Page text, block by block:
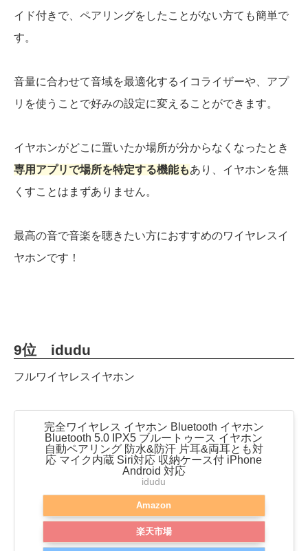
イド付きで、ペアリングをしたことがない方ても簡単で
す。
音量に合わせて音域を最適化するイコライザーや、アプ
リを使うことで好みの設定に変えることができます。
イヤホンがどこに置いたか場所が分からなくなったとき
専用アプリで場所を特定する機能もあり、イヤホンを無
くすことはまずありません。
最高の音で音楽を聴きたい方におすすめのワイヤレスイ
ヤホンです！
9位 idudu
フルワイヤレスイヤホン
完全ワイヤレス イヤホン Bluetooth イヤホン
Bluetooth 5.0 IPX5 ブルートゥース イヤホン
自動ペアリング 防水&防汗 片耳&両耳とも対
応 マイク内蔵 Siri対応 収納ケース付 iPhone
Android 対応
idudu
Amazon
楽天市場